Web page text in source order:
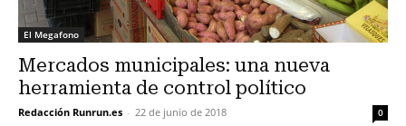
El Megafono
Mercados municipales: una nueva
herramienta de control político
Redacción Runrun.es - 22 de junio de 2018 0